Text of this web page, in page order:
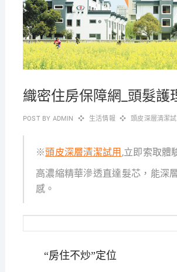
織密住房保障網_頭髮護
POST BY ADMIN 生活情報 頭皮深層清潔試
※頭皮深層清潔試用 ,立即索取體
高濃縮精華滲透直達髮芯，能深
感。
“房住不炒”定位